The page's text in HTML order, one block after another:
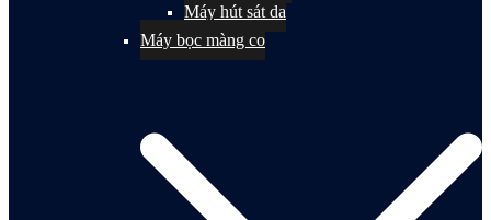
Máy hút sát da
Máy bọc màng co